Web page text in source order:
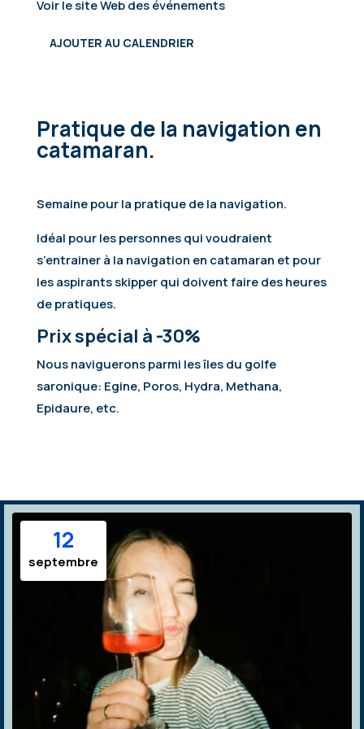
Voir le site Web des événements
AJOUTER AU CALENDRIER
Pratique de la navigation en
catamaran.
Semaine pour la pratique de la navigation.
Idéal pour les personnes qui voudraient
s’entrainer à la navigation en catamaran et pour
les aspirants skipper qui doivent faire des heures
de pratiques.
Prix spécial à -30%
Nous naviguerons parmi les îles du golfe
saronique: Egine, Poros, Hydra, Methana,
Epidaure, etc.
12
septembre